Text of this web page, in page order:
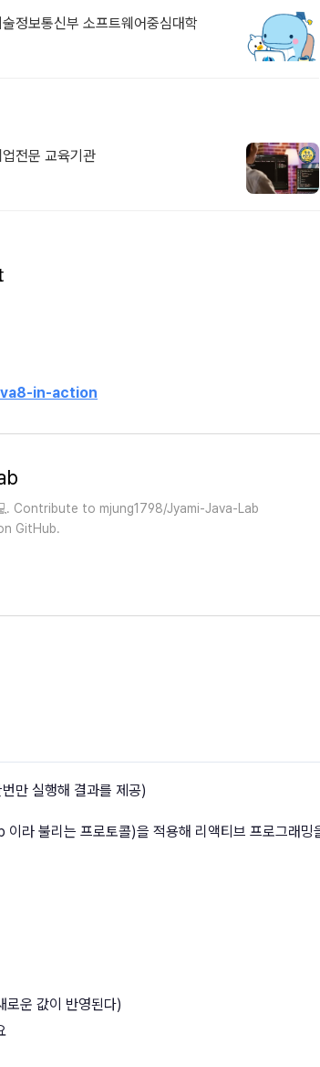
정보통신부 소프트웨어중심대학
전문 교육기관
in-action
Contribute to mjung1798/Jyami-Java-Lab
GitHub.
만 실행해 결과를 제공)
라 불리는 프로토콜)을 적용해 리액티브 프로그래밍
운 값이 반영된다)